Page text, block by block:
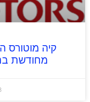
קיה מוטורס
מחודשת
3